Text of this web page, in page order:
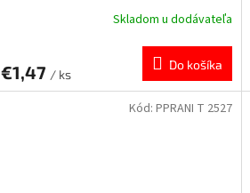
Skladom u dodávateľa
€1,47 / ks
Do košíka
Kód: PPRANI T 2527